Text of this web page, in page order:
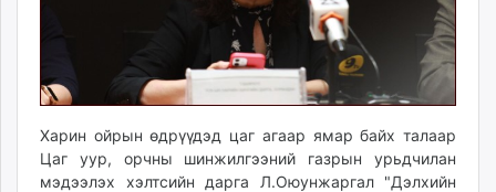
shudarga.mn
shuurhai.mn
unuudur.mn
isee.mn
mglradio.com
Харин ойрын өдрүүдэд цаг агаар ямар байх талаар
Цаг уур, орчны шинжилгээний газрын урьдчилан
мэдээлэх хэлтсийн дарга Л.Оюунжаргал "Дэлхийн